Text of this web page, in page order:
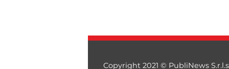
Copyright 2021 © PubliNews